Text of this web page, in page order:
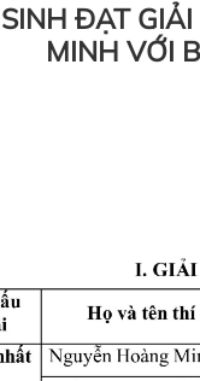
ĐẠT
MINH VỚI